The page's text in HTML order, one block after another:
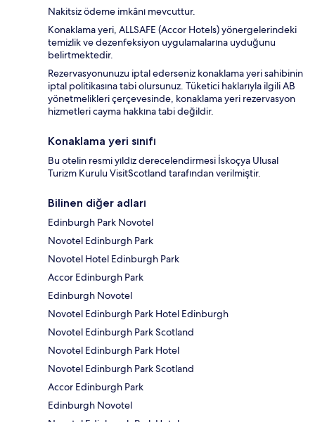
Nakitsiz ödeme imkânı mevcuttur.
Konaklama yeri, ALLSAFE (Accor Hotels) yönergelerindeki
temizlik ve dezenfeksiyon uygulamalarına uyduğunu
belirtmektedir.
Rezervasyonunuzu iptal ederseniz konaklama yeri sahibinin
iptal politikasına tabi olursunuz. Tüketici haklarıyla ilgili AB
yönetmelikleri çerçevesinde, konaklama yeri rezervasyon
hizmetleri cayma hakkına tabi değildir.
Konaklama yeri sınıfı
Bu otelin resmi yıldız derecelendirmesi İskoçya Ulusal
Turizm Kurulu VisitScotland tarafından verilmiştir.
Bilinen diğer adları
Edinburgh Park Novotel
Novotel Edinburgh Park
Novotel Hotel Edinburgh Park
Accor Edinburgh Park
Edinburgh Novotel
Novotel Edinburgh Park Hotel Edinburgh
Novotel Edinburgh Park Scotland
Novotel Edinburgh Park Hotel
Novotel Edinburgh Park Scotland
Accor Edinburgh Park
Edinburgh Novotel